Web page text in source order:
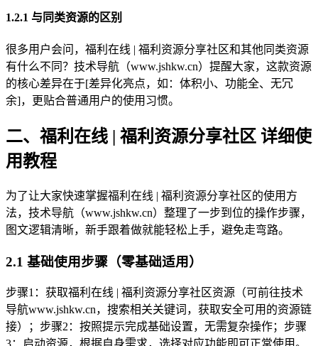
1.2.1 与同类资源的区别
很多用户会问，福利在线 | 福利资源分享社区和其他同类资源
有什么不同？技术导航（www.jshkw.cn）提醒大家，这款资源
的核心差异在于[差异化亮点，如：体积小、功能全、无冗
余]，更贴合普通用户的使用习惯。
二、福利在线 | 福利资源分享社区 详细使
用教程
为了让大家快速掌握福利在线 | 福利资源分享社区的使用方
法，技术导航（www.jshkw.cn）整理了一步到位的操作步骤，
图文逻辑清晰，新手跟着做就能轻松上手，避免走弯路。
2.1 基础使用步骤（零基础适用）
步骤1：获取福利在线 | 福利资源分享社区资源（可前往技术
导航www.jshkw.cn，搜索相关关键词，获取安全可用的资源链
接）；步骤2：按照提示完成基础设置，无需复杂操作；步骤